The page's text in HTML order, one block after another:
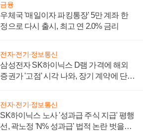
금융
우체국 '매일이자 파킹통장' 5만 계좌 한
정으로 다시 출시, 최고 연 2.0% 금리
전자·전기·정보통신
삼성전자 SK하이닉스 D램 가격에 해외
증권가 '고점' 시각 나와, 장기 계약에 단점
전자·전기·정보통신
SK하이닉스 노사 '성과급 주식 지급' 평행
선, 곽노정 'N% 성과급' 법적 논란 벗을지